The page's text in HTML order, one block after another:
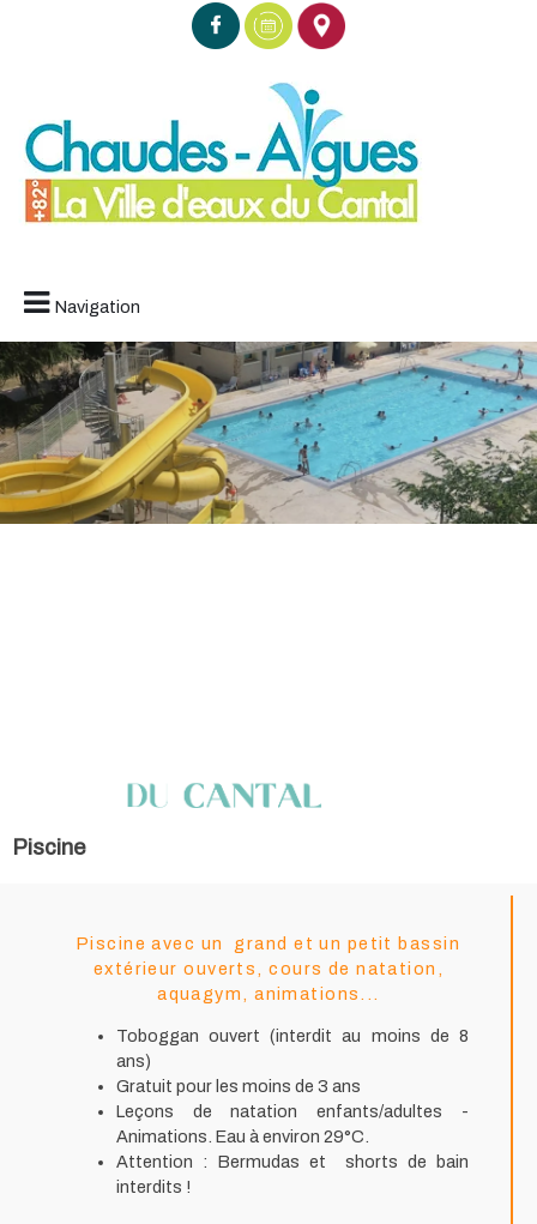
Navigation
Piscine
Piscine avec un grand et un petit bassin
extérieur ouverts, cours de natation,
aquagym, animations...
Toboggan ouvert (interdit au moins de 8
ans)
Gratuit pour les moins de 3 ans
Leçons de natation enfants/adultes -
Animations. Eau à environ 29°C.
Attention : Bermudas et shorts de bain
interdits !